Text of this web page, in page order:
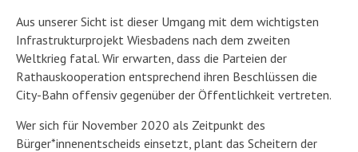
Aus unserer Sicht ist dieser Umgang mit dem wichtigsten
Infrastrukturprojekt Wiesbadens nach dem zweiten
Weltkrieg fatal. Wir erwarten, dass die Parteien der
Rathauskooperation entsprechend ihren Beschlüssen die
City-Bahn offensiv gegenüber der Öffentlichkeit vertreten.
Wer sich für November 2020 als Zeitpunkt des
Bürger*innenentscheids einsetzt, plant das Scheitern der